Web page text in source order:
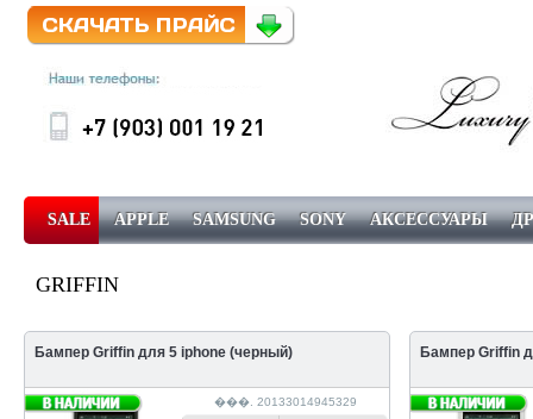
SALE APPLE SAMSUNG SONY АКСЕССУАРЫ
������ � ��������
GRIFFIN
Бампер Griffin для 5 iphone (черный)
���. 20133014945329
Бампер Griffin